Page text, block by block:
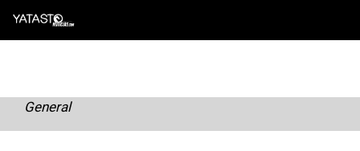
Skip
General